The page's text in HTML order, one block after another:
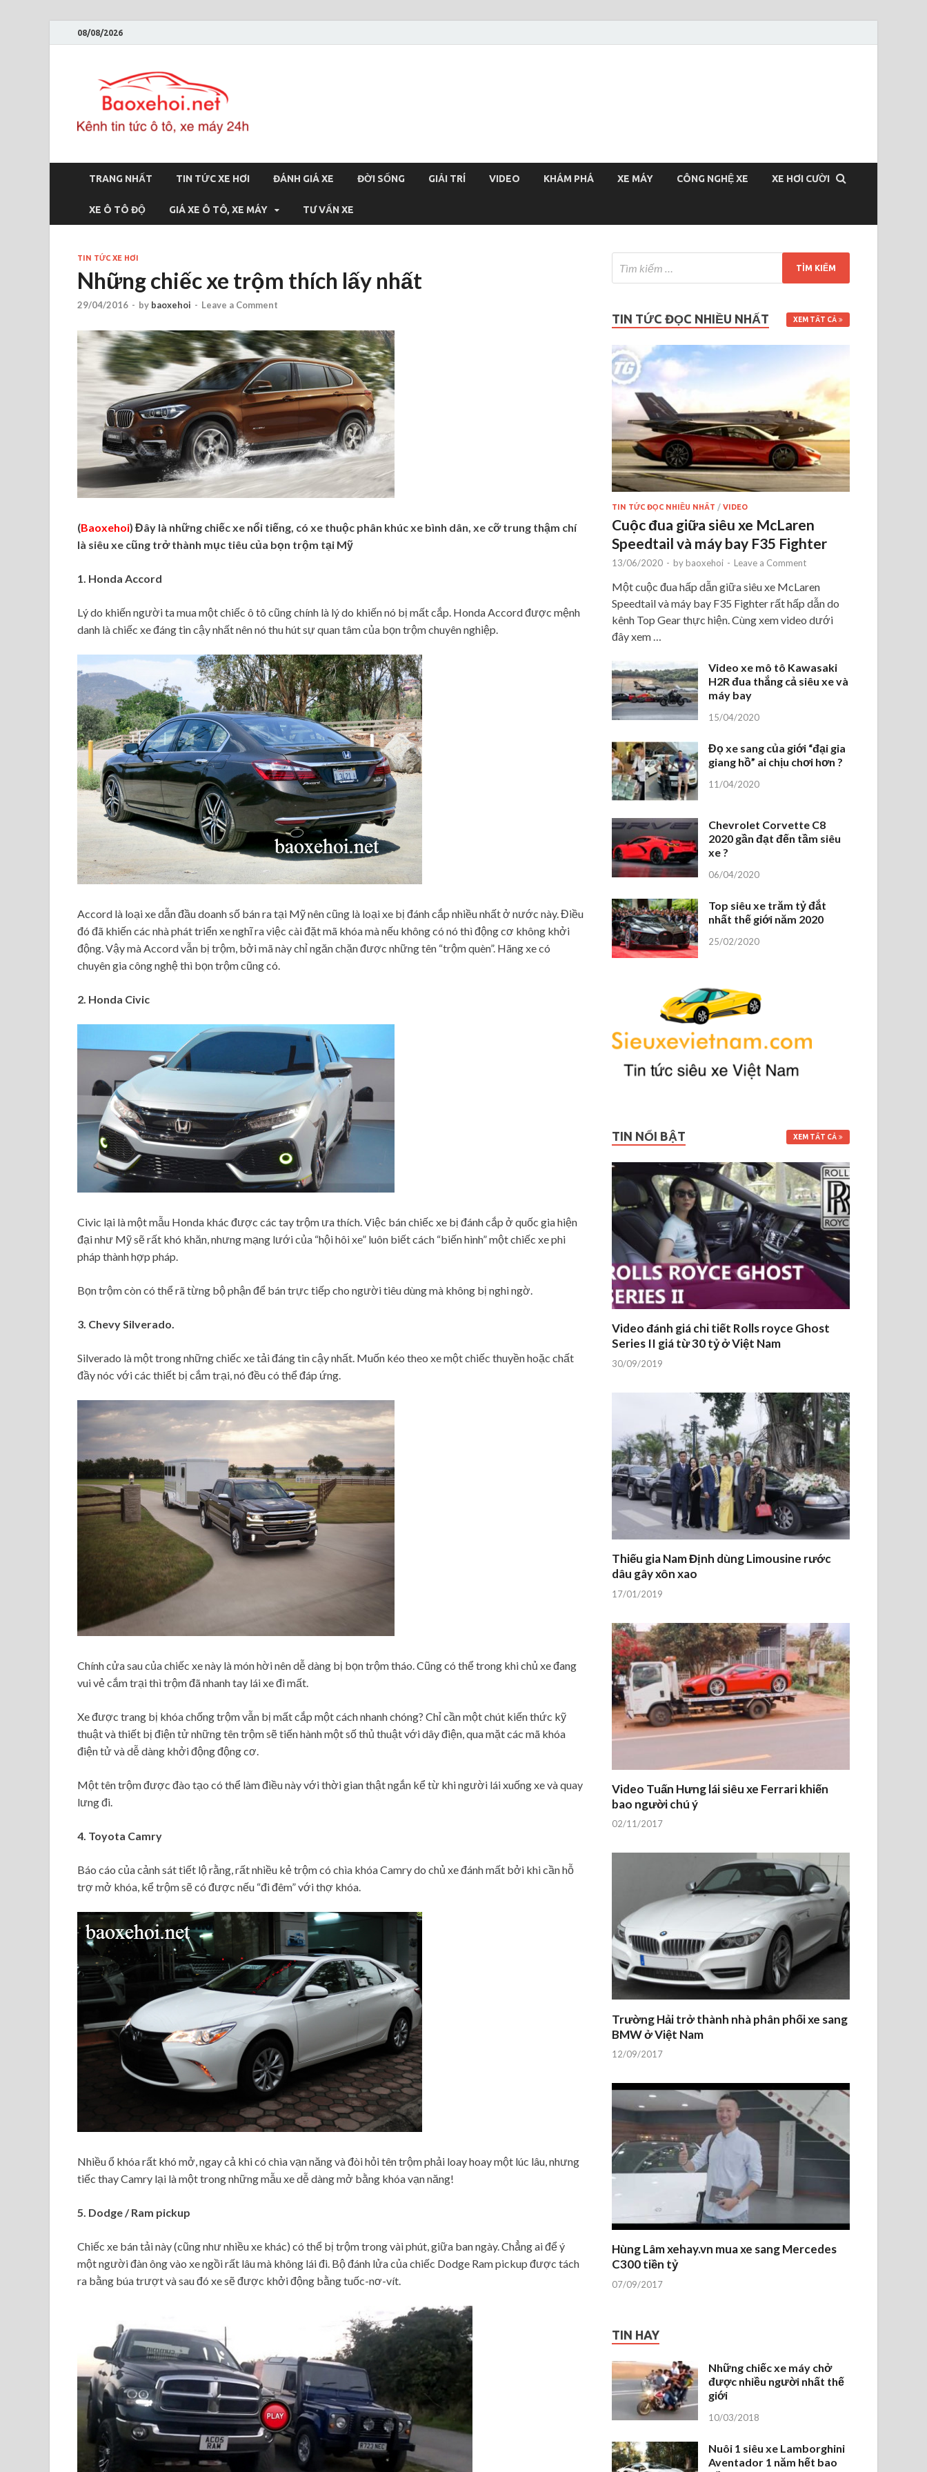
08/08/2026
TRANG NHẤT TIN TỨC XE HƠI ĐÁNH GIÁ XE ĐỜI SỐNG GIẢI TRÍ VIDEO KHÁM PHÁ XE MÁY CÔNG NGHỆ XE XE HƠI CƯỜI
XE Ô TÔ ĐỘ GIÁ XE Ô TÔ, XE MÁY TƯ VẤN XE
TIN TỨC XE HƠI
Những chiếc xe trộm thích lấy nhất
29/04/2016 - by baoxehoi - Leave a Comment
(Baoxehoi) Đây là những chiếc xe nổi tiếng, có xe thuộc phân khúc xe bình dân, xe cỡ trung thậm chí
là siêu xe cũng trở thành mục tiêu của bọn trộm tại Mỹ
1. Honda Accord
Lý do khiến người ta mua một chiếc ô tô cũng chính là lý do khiến nó bị mất cắp. Honda Accord được mệnh
danh là chiếc xe đáng tin cậy nhất nên nó thu hút sự quan tâm của bọn trộm chuyên nghiệp.
Accord là loại xe dẫn đầu doanh số bán ra tại Mỹ nên cũng là loại xe bị đánh cắp nhiều nhất ở nước này. Điều
đó đã khiến các nhà phát triển xe nghĩ ra việc cài đặt mã khóa mà nếu không có nó thì động cơ không khởi
động. Vậy mà Accord vẫn bị trộm, bởi mã này chỉ ngăn chặn được những tên “trộm quèn”. Hãng xe có
chuyên gia công nghệ thì bọn trộm cũng có.
2. Honda Civic
Civic lại là một mẫu Honda khác được các tay trộm ưa thích. Việc bán chiếc xe bị đánh cắp ở quốc gia hiện
đại như Mỹ sẽ rất khó khăn, nhưng mạng lưới của “hội hôi xe” luôn biết cách “biến hình” một chiếc xe phi
pháp thành hợp pháp.
Bọn trộm còn có thể rã từng bộ phận để bán trực tiếp cho người tiêu dùng mà không bị nghi ngờ.
3. Chevy Silverado.
Silverado là một trong những chiếc xe tải đáng tin cậy nhất. Muốn kéo theo xe một chiếc thuyền hoặc chất
đầy nóc với các thiết bị cắm trại, nó đều có thể đáp ứng.
Chính cửa sau của chiếc xe này là món hời nên dễ dàng bị bọn trộm tháo. Cũng có thể trong khi chủ xe đang
vui vẻ cắm trại thì trộm đã nhanh tay lái xe đi mất.
Xe được trang bị khóa chống trộm vẫn bị mất cắp một cách nhanh chóng? Chỉ cần một chút kiến thức kỹ
thuật và thiết bị điện tử những tên trộm sẽ tiến hành một số thủ thuật với dây điện, qua mặt các mã khóa
điện tử và dễ dàng khởi động động cơ.
Một tên trộm được đào tạo có thể làm điều này với thời gian thật ngắn kể từ khi người lái xuống xe và quay
lưng đi.
4. Toyota Camry
Báo cáo của cảnh sát tiết lộ rằng, rất nhiều kẻ trộm có chìa khóa Camry do chủ xe đánh mất bởi khi cần hỗ
trợ mở khóa, kể trộm sẽ có được nếu “đi đêm” với thợ khóa.
Nhiều ổ khóa rất khó mở, ngay cả khi có chìa vạn năng và đòi hỏi tên trộm phải loay hoay một lúc lâu, nhưng
tiếc thay Camry lại là một trong những mẫu xe dễ dàng mở bằng khóa vạn năng!
5. Dodge / Ram pickup
Chiếc xe bán tải này (cũng như nhiều xe khác) có thể bị trộm trong vài phút, giữa ban ngày. Chẳng ai để ý
một người đàn ông vào xe ngồi rất lâu mà không lái đi. Bộ đánh lửa của chiếc Dodge Ram pickup được tách
ra bằng búa trượt và sau đó xe sẽ được khởi động bằng tuốc-nơ-vít.
TIN TỨC ĐỌC NHIỀU NHẤT XEM TẤT CẢ
TIN TỨC ĐỌC NHIỀU NHẤT /VIDEO
Cuộc đua giữa siêu xe McLaren
Speedtail và máy bay F35 Fighter
13/06/2020 - by baoxehoi - Leave a Comment
Một cuộc đua hấp dẫn giữa siêu xe McLaren
Speedtail và máy bay F35 Fighter rất hấp dẫn do
kênh Top Gear thực hiện. Cùng xem video dưới
đây xem …
Video xe mô tô Kawasaki
H2R đua thắng cả siêu xe và
máy bay
15/04/2020
Đọ xe sang của giới “đại gia
giang hồ” ai chịu chơi hơn ?
11/04/2020
Chevrolet Corvette C8
2020 gần đạt đến tầm siêu
xe ?
06/04/2020
Top siêu xe trăm tỷ đắt
nhất thế giới năm 2020
25/02/2020
TIN NỔI BẬT XEM TẤT CẢ
Video đánh giá chi tiết Rolls royce Ghost
Series II giá từ 30 tỷ ở Việt Nam
30/09/2019
Thiếu gia Nam Định dùng Limousine rước
dâu gây xôn xao
17/01/2019
Video Tuấn Hưng lái siêu xe Ferrari khiến
bao người chú ý
02/11/2017
Trường Hải trở thành nhà phân phối xe sang
BMW ở Việt Nam
12/09/2017
Hùng Lâm xehay.vn mua xe sang Mercedes
C300 tiền tỷ
07/09/2017
TIN HAY
Những chiếc xe máy chở
được nhiều người nhất thế
giới
10/03/2018
Nuôi 1 siêu xe Lamborghini
Aventador 1 năm hết bao